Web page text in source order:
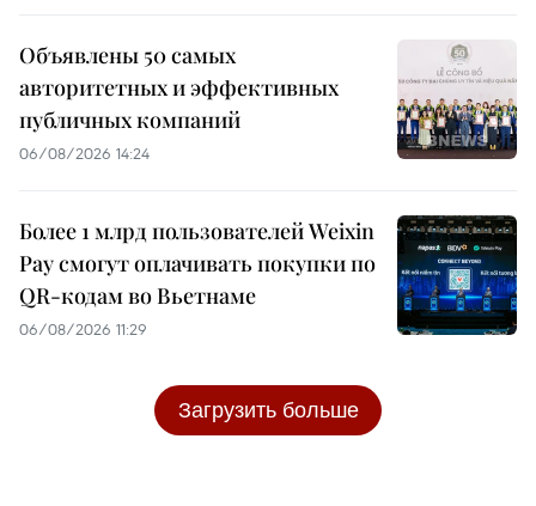
Объявлены 50 самых
авторитетных и эффективных
публичных компаний
06/08/2026 14:24
Более 1 млрд пользователей Weixin
Pay смогут оплачивать покупки по
QR-кодам во Вьетнаме
06/08/2026 11:29
Загрузить больше